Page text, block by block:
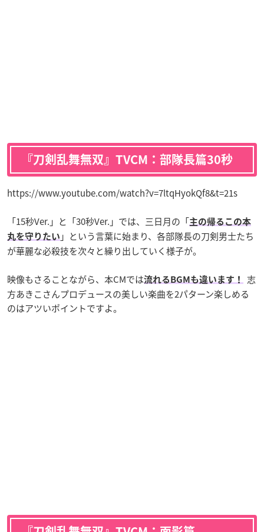
『刀剣乱舞無双』TVCM：部隊長篇30秒
https://www.youtube.com/watch?v=7ltqHyokQf8&t=21s
「15秒Ver.」と「30秒Ver.」では、三日月の「主の帰るこの本
丸を守りたい 」という言葉に始まり、各部隊長の刀剣男士たち
が華麗な必殺技を次々と繰り出していく様子が。
映像もさることながら、本CMでは流れるBGMも違います！
志
方あきこさんプロデュースの美しい楽曲を2パターン楽しめる
のはアツいポイントですよ。